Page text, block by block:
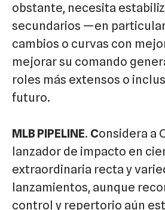
obstante, necesita
secundarios —en
cambios o curvas con
mejorar su comando
roles más extensos o
futuro.
MLB PIPELINE. Considera a
lanzador de impacto en
extraordinaria recta y
lanzamientos, aunque
control y repertorio aún